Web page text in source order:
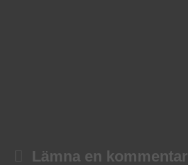
Lämna en kommentar